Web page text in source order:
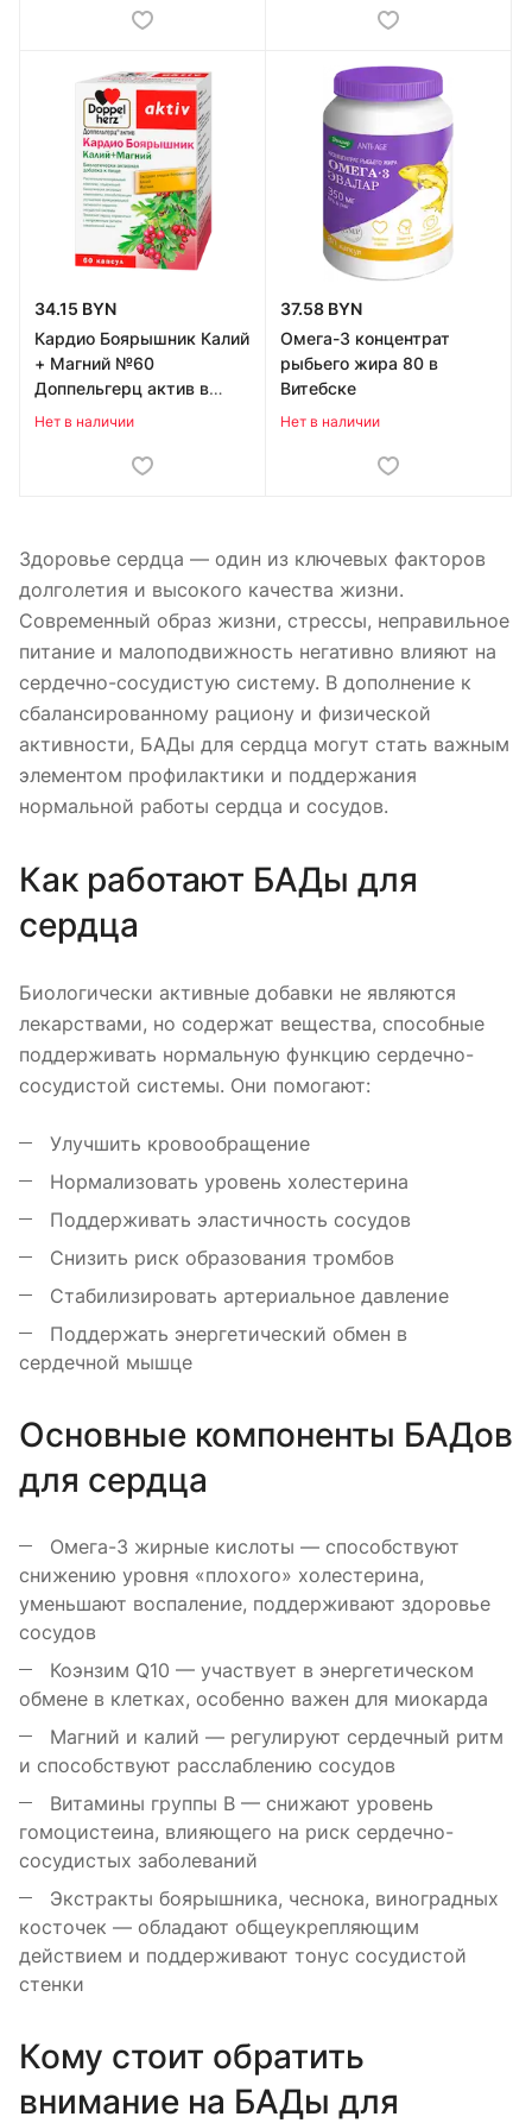
34.15 BYN
Кардио Боярышник Калий
+ Магний №60
Доппельгерц актив в
Витебске
Нет в наличии
37.58 BYN
Омега-3 концентрат
рыбьего жира 80 в
Витебске
Нет в наличии
Здоровье сердца — один из ключевых факторов
долголетия и высокого качества жизни.
Современный образ жизни, стрессы, неправильное
питание и малоподвижность негативно влияют на
сердечно-сосудистую систему. В дополнение к
сбалансированному рациону и физической
активности, БАДы для сердца могут стать важным
элементом профилактики и поддержания
нормальной работы сердца и сосудов.
Как работают БАДы для
сердца
Биологически активные добавки не являются
лекарствами, но содержат вещества, способные
поддерживать нормальную функцию сердечно-
сосудистой системы. Они помогают:
Улучшить кровообращение
Нормализовать уровень холестерина
Поддерживать эластичность сосудов
Снизить риск образования тромбов
Стабилизировать артериальное давление
Поддержать энергетический обмен в
сердечной мышце
Основные компоненты БАДов
для сердца
Омега-3 жирные кислоты — способствуют
снижению уровня «плохого» холестерина,
уменьшают воспаление, поддерживают здоровье
сосудов
Коэнзим Q10 — участвует в энергетическом
обмене в клетках, особенно важен для миокарда
Магний и калий — регулируют сердечный ритм
и способствуют расслаблению сосудов
Витамины группы B — снижают уровень
гомоцистеина, влияющего на риск сердечно-
сосудистых заболеваний
Экстракты боярышника, чеснока, виноградных
косточек — обладают общеукрепляющим
действием и поддерживают тонус сосудистой
стенки
Кому стоит обратить
внимание на БАДы для